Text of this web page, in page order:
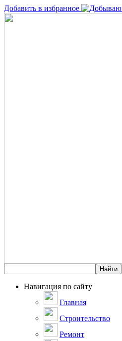
Добавить в избранное
Навигация по сайту
Главная
Строительство
Ремонт